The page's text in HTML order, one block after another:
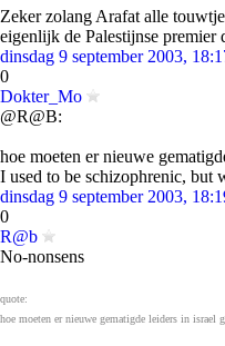
Zeker zolang Arafat alle
eigenlijk de Palestijnse premier
dinsdag 9 september 2003,
0
Dokter_Mo
@R@B:
hoe moeten er nieuwe
I used to be schizophrenic, but
dinsdag 9 september 2003,
0
R@b
No-nonsens
quote:
hoe moeten er nieuwe gematigde leiders in israel